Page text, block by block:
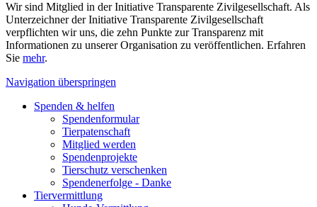
Wir sind Mitglied in der Initiative Transparente Zivilgesellschaft. Als
Unterzeichner der Initiative Transparente Zivilgesellschaft
verpflichten wir uns, die zehn Punkte zur Transparenz mit
Informationen zu unserer Organisation zu veröffentlichen. Erfahren
Sie mehr.
Navigation überspringen
Spenden & helfen
Spendenformular
Tierpatenschaft
Mitglied werden
Spendenprojekte
Tierschutz verschenken
Spendenerfolge - Danke
Tiervermittlung